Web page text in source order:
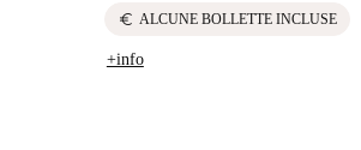
euro ALCUNE BOLLETTE INCLUSE
+info